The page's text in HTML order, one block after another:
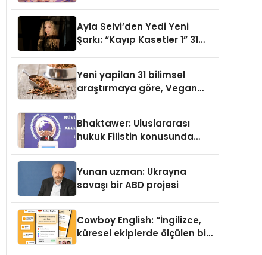
Ayla Selvi’den Yedi Yeni
Şarkı: “Kayıp Kasetler 1” 31
Yeni yapilan 31 bilimsel
araştırmaya göre, Vegan
Sindirildiğini Ortaya Koydu
Bhaktawer: Uluslararası
hukuk Filistin konusunda
Yunan uzman: Ukrayna
savaşı bir ABD projesi
Cowboy English: “İngilizce,
küresel ekiplerde ölçülen bir